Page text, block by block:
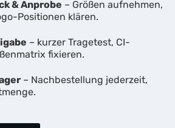
& Anprobe – Größen aufnehmen,
Positionen klären.
– kurzer Tragetest, CI-
fixieren.
– Nachbestellung jederzeit,